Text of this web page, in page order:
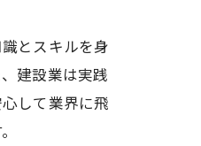
とスキルを身
建設業は実践
して業界に飛